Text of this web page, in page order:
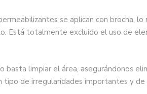
se aplican con brocha,
Está totalmente excluido el uso de
basta limpiar el área, asegurándonos
tipo de irregularidades importantes y